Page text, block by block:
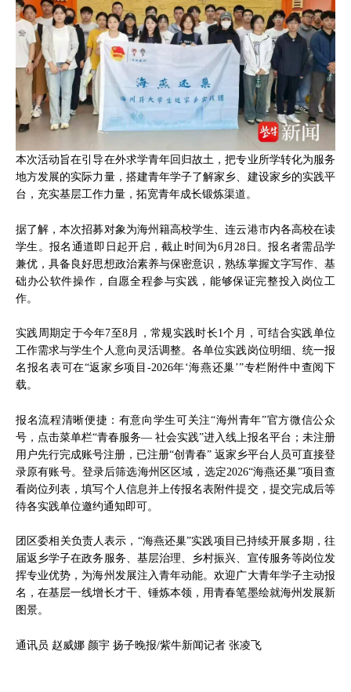
本次活动旨在引导在外求学青年回归故土，把专业所学转化为服务
地方发展的实际力量，搭建青年学子了解家乡、建设家乡的实践平
台，充实基层工作力量，拓宽青年成长锻炼渠道。
据了解，本次招募对象为海州籍高校学生、连云港市内各高校在读
学生。报名通道即日起开启，截止时间为6月28日。报名者需品学
兼优，具备良好思想政治素养与保密意识，熟练掌握文字写作、基
础办公软件操作，自愿全程参与实践，能够保证完整投入岗位工
作。
实践周期定于今年7至8月，常规实践时长1个月，可结合实践单位
工作需求与学生个人意向灵活调整。各单位实践岗位明细、统一报
名报名表可在“返家乡项目-2026年‘海燕还巢’”专栏附件中查阅下
载。
报名流程清晰便捷：有意向学生可关注“海州青年”官方微信公众
号，点击菜单栏“青春服务— 社会实践”进入线上报名平台；未注册
用户先行完成账号注册，已注册“创青春” 返家乡平台人员可直接登
录原有账号。登录后筛选海州区区域，选定2026“海燕还巢”项目查
看岗位列表，填写个人信息并上传报名表附件提交，提交完成后等
待各实践单位邀约通知即可。
团区委相关负责人表示，“海燕还巢”实践项目已持续开展多期，往
届返乡学子在政务服务、基层治理、乡村振兴、宣传服务等岗位发
挥专业优势，为海州发展注入青年动能。欢迎广大青年学子主动报
名，在基层一线增长才干、锤炼本领，用青春笔墨绘就海州发展新
图景。
通讯员 赵威娜 颜宇 扬子晚报/紫牛新闻记者 张凌飞